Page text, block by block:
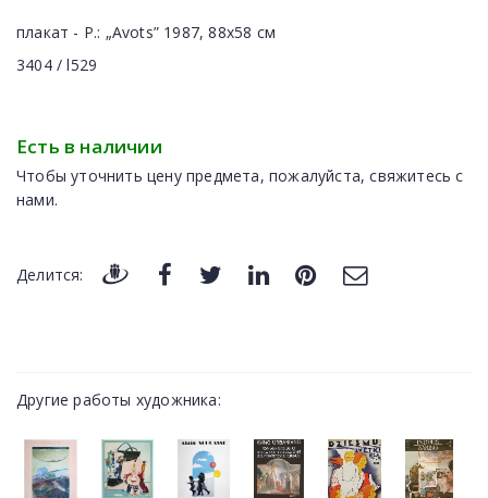
плакат - Р.: „Avots” 1987, 88x58 см
3404 / l529
Есть в наличии
Чтобы уточнить цену предмета, пожалуйста, свяжитесь с
нами.
Делится:
Другие работы художника: